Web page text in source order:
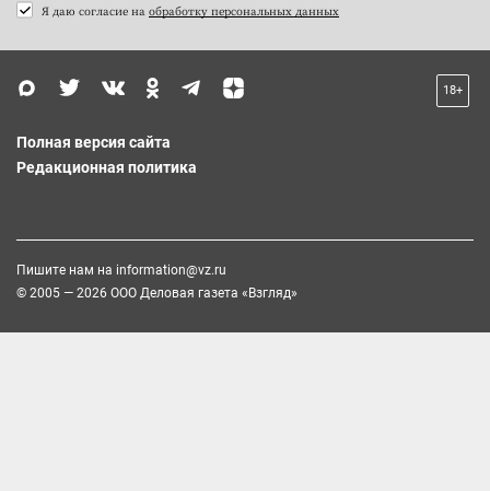
Я даю согласие на обработку персональных данных
18+
Полная версия сайта
Редакционная политика
Пишите нам на information@vz.ru
© 2005 — 2026 ООО Деловая газета «Взгляд»